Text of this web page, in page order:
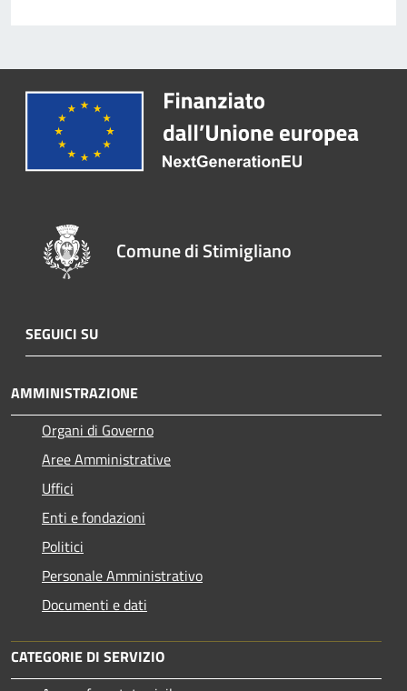
Comune di Stimigliano
SEGUICI SU
AMMINISTRAZIONE
Organi di Governo
Aree Amministrative
Uffici
Enti e fondazioni
Politici
Personale Amministrativo
Documenti e dati
CATEGORIE DI SERVIZIO